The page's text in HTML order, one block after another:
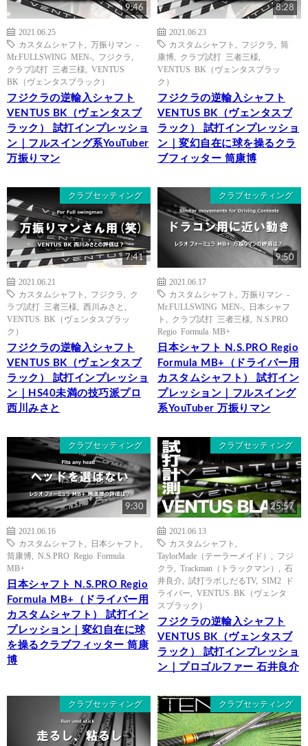
9:46
2021.06.25
カスタムシャフト
万振りマン -
Mr.FULLSWING MEN-
フジクラ
クラブ試打 三者三様
VENTUS
BK（ヴェンタスブラック）
フジクラの逆輸入シャフト
VENTUS BK（ヴェンタスブ
ラック） 試打インプレッショ
ン｜フルスイング系YouTuber
万振りマン
8:28
2021.06.23
カスタムシャフト
フジクラ
筒
康博
クラブ試打 三者三様
VENTUS BK（ヴェンタスブラッ
ク）
フジクラの逆輸入シャフト
VENTUS BK（ヴェンタスブ
ラック） 試打インプレッショ
ン｜変幻自在に球を操るクラ
ブフィッター 筒康博
クラブセッティング
7:41
2021.06.21
カスタムシャフト
フジクラ
ク
ラブ試打 三者三様
西川みさと
VENTUS BK（ヴェンタスブラッ
ク）
フジクラの逆輸入シャフト
VENTUS BK（ヴェンタスブ
ラック） 試打インプレッショ
ン｜HS40未満の技巧派プロ
西川みさと
クラブセッティング
9:50
2021.06.17
カスタムシャフト
万振りマン -
Mr.FULLSWING MEN-
日本シャフ
ト
クラブ試打 三者三様
N.S.PRO
Regio Formula MB+
日本シャフト N.S.PRO Regio
Formula MB+（ドライバー用
カスタムシャフト） 試打イン
プレッション｜フルスイング
系YouTuber 万振りマン
クラブセッティング
9:30
2021.06.16
カスタムシャフト
日本シャフト
筒康博
N.S.PRO Regio Formula
MB+
日本シャフト N.S.PRO Regio
Formula MB+（ドライバー用
カスタムシャフト） 試打イン
プレッション｜変幻自在に球
を操るクラブフィッター 筒康
博
クラブセッティング
25:57
2021.06.13
カスタムシャフト
TaylorMade（テーラーメイド）
フジ
クラ
Trackman（トラックマン）
石
井良介
試打ラボしだるTV, SIM2 ド
ライバー
VENTUS BK（ヴェンタ
スブラック）
フジクラの逆輸入シャフト
VENTUS BK（ヴェンタスブ
ラック） 試打インプレッショ
ン｜プロゴルファー 石井良介
クラブセッティング クラブセッティング